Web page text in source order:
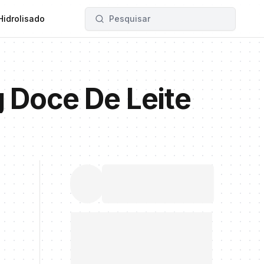
Pesquisar
De Leite